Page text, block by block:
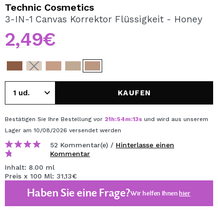
REGISTRIEREN
Durch die Erstellung eines Kontos bei Maquillalia.de
können Sie Ihre Einkäufe schnell tätigen, den Status Ihrer
einsehen.
BENUTZERKONTO ERSTELLEN
Technic Cosmetics
3-IN-1 Canvas Korrektor Flüssigkeit - Honey
2,49€
KAUFEN
Bestätigen Sie Ihre Bestellung vor 21h:54m:13s und wird aus unserem
Lager am 10/08/2026 versendet werden
52 Kommentar(e) / Hinterlasse einen
Kommentar
Inhalt: 8.00 ml
Preis x 100 Ml: 31,13€
Haben Sie eine Frage?Wir helfen Ihnenhier